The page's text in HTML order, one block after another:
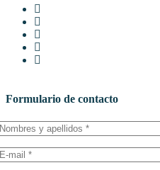
Formulario de contacto